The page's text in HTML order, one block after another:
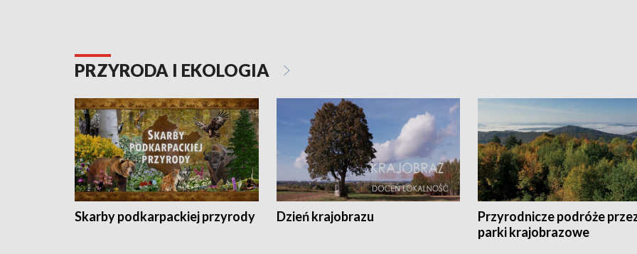
PRZYRODA I EKOLOGIA
Skarby podkarpackiej przyrody Dzień krajobrazu
Przyrodnicze podróże
parki krajobrazowe